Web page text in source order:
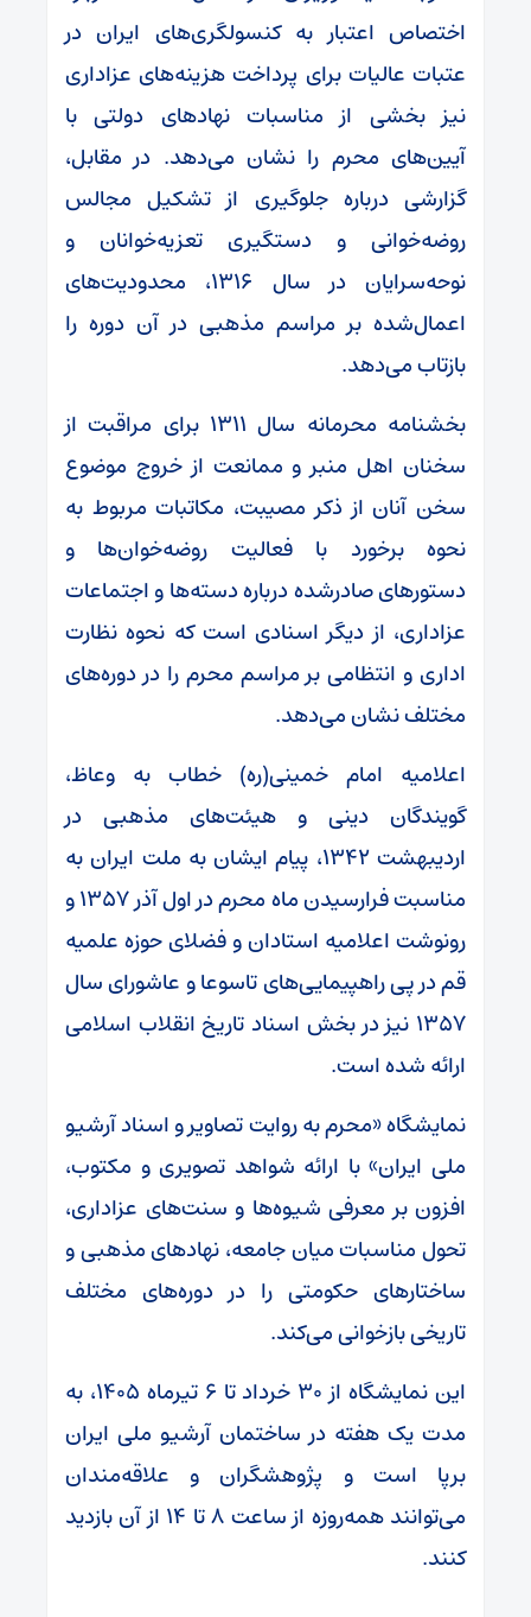
اختصاص اعتبار به کنسولگری‌های ایران در
عتبات عالیات برای پرداخت هزینه‌های عزاداری
نیز بخشی از مناسبات نهادهای دولتی با
آیین‌های محرم را نشان می‌دهد. در مقابل،
گزارشی درباره جلوگیری از تشکیل مجالس
روضه‌خوانی و دستگیری تعزیه‌خوانان و
نوحه‌سرایان در سال ۱۳۱۶، محدودیت‌های
اعمال‌شده بر مراسم مذهبی در آن دوره را
بازتاب می‌دهد.
بخشنامه محرمانه سال ۱۳۱۱ برای مراقبت از
سخنان اهل منبر و ممانعت از خروج موضوع
سخن آنان از ذکر مصیبت، مکاتبات مربوط به
نحوه برخورد با فعالیت روضه‌خوان‌ها و
دستورهای صادرشده درباره دسته‌ها و اجتماعات
عزاداری، از دیگر اسنادی است که نحوه نظارت
اداری و انتظامی بر مراسم محرم را در دوره‌های
مختلف نشان می‌دهد.
اعلامیه امام خمینی(ره) خطاب به وعاظ،
گویندگان دینی و هیئت‌های مذهبی در
اردیبهشت ۱۳۴۲، پیام ایشان به ملت ایران به
مناسبت فرارسیدن ماه محرم در اول آذر ۱۳۵۷ و
رونوشت اعلامیه استادان و فضلای حوزه علمیه
قم در پی راهپیمایی‌های تاسوعا و عاشورای سال
۱۳۵۷ نیز در بخش اسناد تاریخ انقلاب اسلامی
ارائه شده است.
نمایشگاه «محرم به روایت تصاویر و اسناد آرشیو
ملی ایران» با ارائه شواهد تصویری و مکتوب،
افزون بر معرفی شیوه‌ها و سنت‌های عزاداری،
تحول مناسبات میان جامعه، نهادهای مذهبی و
ساختارهای حکومتی را در دوره‌های مختلف
تاریخی بازخوانی می‌کند.
این نمایشگاه از ۳۰ خرداد تا ۶ تیرماه ۱۴۰۵، به
مدت یک هفته در ساختمان آرشیو ملی ایران
برپا است و پژوهشگران و علاقه‌مندان
می‌توانند همه‌روزه از ساعت ۸ تا ۱۴ از آن بازدید
کنند.